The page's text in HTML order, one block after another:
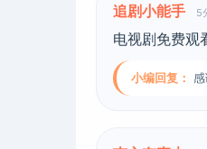
追剧小能手 5
电视剧免费观
小编回复：